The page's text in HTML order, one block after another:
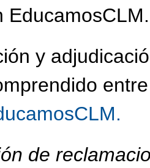
y
de